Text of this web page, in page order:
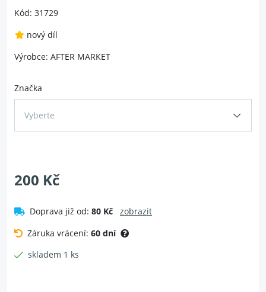
Kód: 31729
nový díl
Výrobce: AFTER MARKET
Značka
Vyberte
200 Kč
Doprava již od: 80 Kč
zobrazit
Záruka vrácení: 60 dní
skladem 1 ks